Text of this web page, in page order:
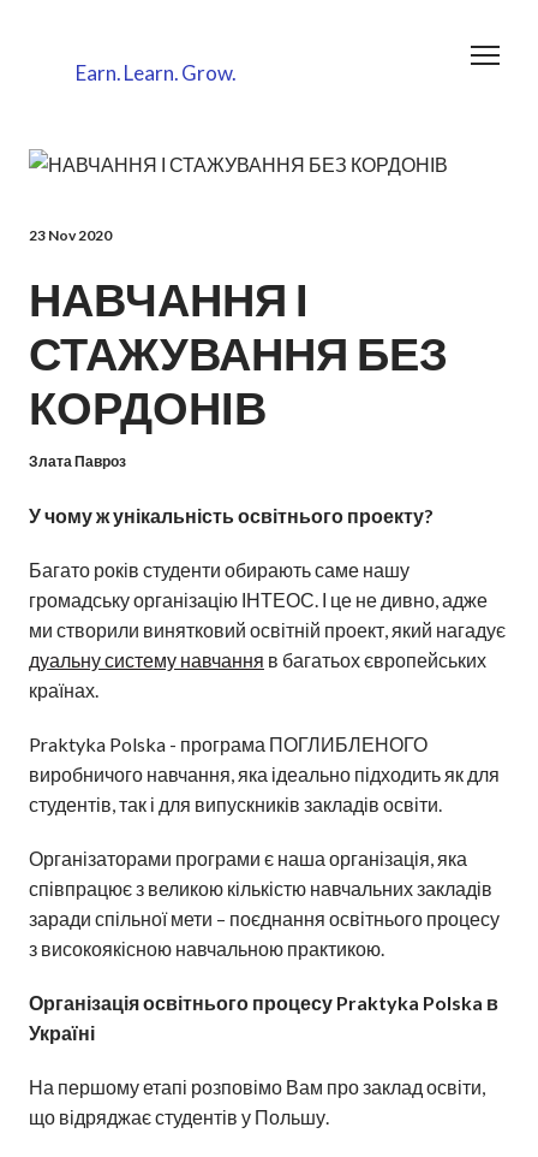
Earn.Learn.Grow.
23 Nov 2020
НАВЧАННЯ І
СТАЖУВАННЯ БЕЗ
КОРДОНІВ
Злата Павроз
У чому ж унікальність освітнього проекту?
Багато років студенти обирають саме нашу
громадську організацію ІНТЕОС. І це не дивно, адже
ми створили винятковий освітній проект, який нагадує
дуальну систему навчання в багатьох європейських
країнах.
Praktyka Polska - програма ПОГЛИБЛЕНОГО
виробничого навчання, яка ідеально підходить як для
студентів, так і для випускників закладів освіти.
Організаторами програми є наша організація, яка
співпрацює з великою кількістю навчальних закладів
заради спільної мети – поєднання освітнього процесу
з високоякісною навчальною практикою.
Організація освітнього процесу Praktyka Polska в
Україні
На першому етапі розповімо Вам про заклад освіти,
що відряджає студентів у Польшу.